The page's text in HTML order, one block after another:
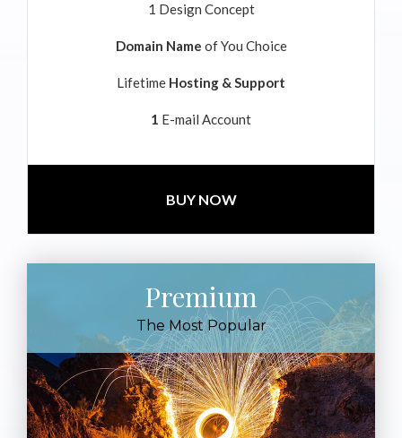
1 Design Concept
Domain Name of You Choice
Lifetime Hosting & Support
1 E-mail Account
BUY NOW
Premium
The Most Popular